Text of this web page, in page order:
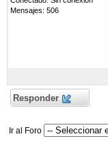
Mensajes: 506
Responder
Ir al Foro